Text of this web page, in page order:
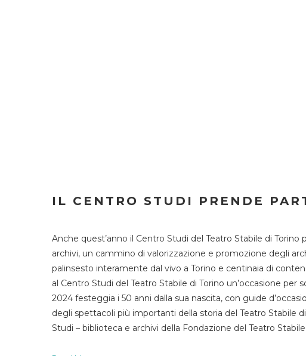
IL CENTRO STUDI PRENDE
Anche quest’anno il Centro Studi del Teatro Stabile di
archivi, un cammino di valorizzazione e promozione degli
palinsesto interamente dal vivo a Torino e centinaia di
al Centro Studi del Teatro Stabile di Torino un’occasione
2024 festeggia i 50 anni dalla sua nascita, con guide
degli spettacoli più importanti della storia del Teatro Stabile
Studi – biblioteca e archivi della Fondazione del Teatro